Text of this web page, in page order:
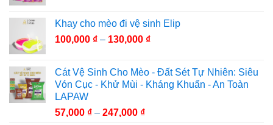
Khay cho mèo đi vệ sinh Elip
100,000 ₫ – 130,000 ₫
Cát Vệ Sinh Cho Mèo - Đất Sét Tự Nhiên: Siêu
Vón Cục - Khử Mùi - Kháng Khuẩn - An Toàn
LAPAW
57,000 ₫ – 247,000 ₫